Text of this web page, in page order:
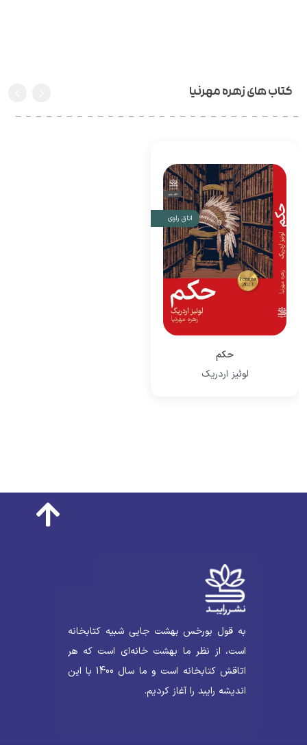
کتاب های زهره مهرنیا
اتاق راوی
حکم
لوئیز اردریک
به قول بورخس بهشت جایی شبیه کتابخانه
است، از نظر ما بهشت خانه‌ای است که هر
اتاقش کتابخانه است و ما سال 1400 با این
اندیشه رایبد را آغاز کردیم.